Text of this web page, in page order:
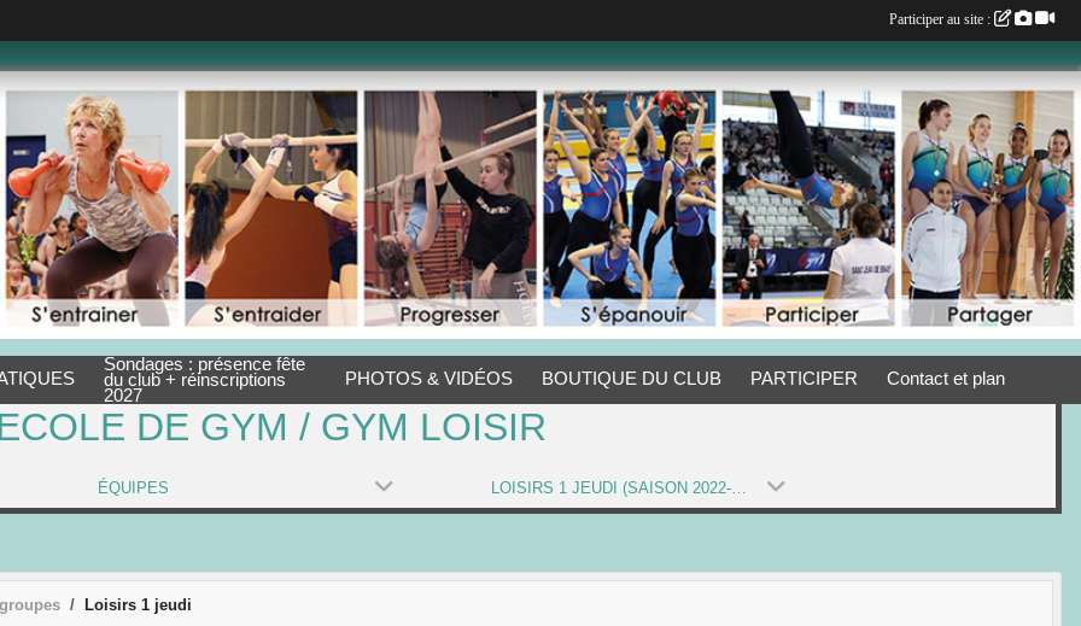
Sondages : présence fête
du club + réinscriptions
2027
PHOTOS & VIDÉOS BOUTIQUE DU CLUB PARTICIPER Contact et plan
DE GYM / GYM LOISIR
ÉQUIPES LOISIRS 1 JEUDI (SAISON 2022-2023)
Loisirs 1 jeudi
Participer au site :